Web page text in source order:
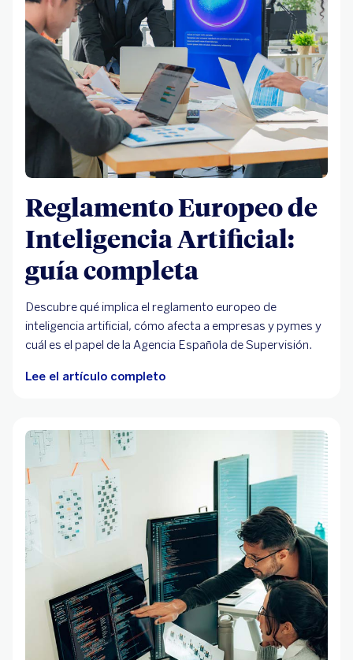
Reglamento Europeo de
Inteligencia Artificial:
guía completa
Descubre qué implica el reglamento europeo de
inteligencia artificial, cómo afecta a empresas y pymes y
cuál es el papel de la Agencia Española de Supervisión.
Lee el artículo completo